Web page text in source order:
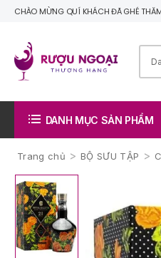
CHÀO MỪNG QUÍ KHÁCH ĐÃ GHÉ
DANH MỤC SẢN PHẨM
Trang chủ > BỘ SƯU TẬP >